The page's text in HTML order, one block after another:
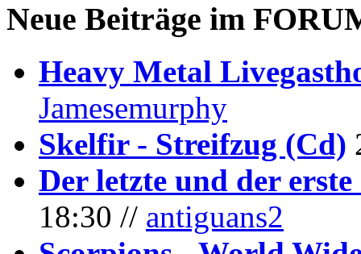
Neue Beiträge im
Heavy Metal
Jamesemurphy
Skelfir - Streifzug (Cd)
Der letzte und der erste
18:30 // antiguans2